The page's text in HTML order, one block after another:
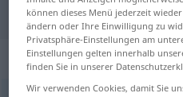
"incauto"
„incauto“
können dieses Menü jederzeit
ändern oder Ihre Einwilligung zu
Privatsphäre-Einstellungen am
Einstellungen gelten innerhalb
finden Sie in unserer
Wir verwenden Cookies, damit Sie